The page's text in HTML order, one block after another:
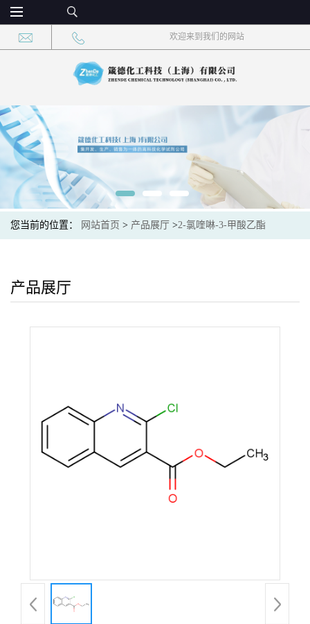
欢迎来到我们的网站
您当前的位置： 网站首页 > 产品展厅 >2-氯喹啉-3-甲酸乙酯
产品展厅